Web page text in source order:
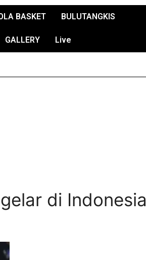
BASKET BULUTANGKIS
GALLERY Live
di Indonesia